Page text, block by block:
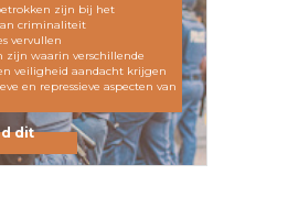
dit
zijn bij het
criminaliteit
vervullen
zijn waarin verschillende
veiligheid aandacht krijgen
en repressieve aspecten van